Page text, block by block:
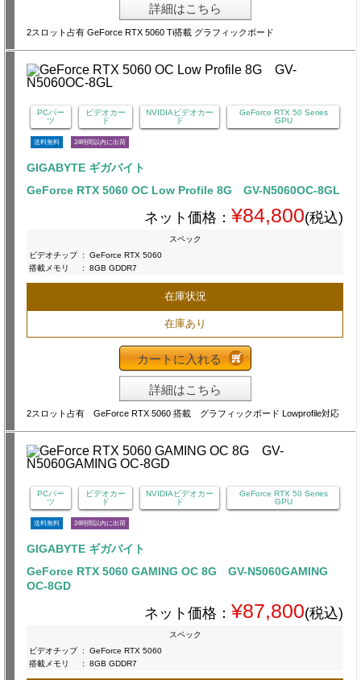
詳細はこちら
2スロット占有 GeForce RTX 5060 Ti搭載 グラフィックボード
PCパー
ツ
ビデオカー
ド
NVIDIAビデオカー
ド
GeForce RTX 50 Series
GPU
送料無料 24時間以内に出荷
GIGABYTE ギガバイト
GeForce RTX 5060 OC Low Profile 8G GV-N5060OC-8GL
ネット価格： ¥84,800(税込)
スペック
ビデオチップ :
GeForce RTX 5060
搭載メモリ
: 8GB GDDR7
在庫状況
在庫あり
カートに入れる
詳細はこちら
2スロット占有 GeForce RTX 5060 搭載 グラフィックボード Lowprofile対応
PCパー
ツ
ビデオカー
ド
NVIDIAビデオカー
ド
GeForce RTX 50 Series
GPU
送料無料 24時間以内に出荷
GIGABYTE ギガバイト
GeForce RTX 5060 GAMING OC 8G GV-N5060GAMING
OC-8GD
ネット価格： ¥87,800(税込)
スペック
ビデオチップ :
GeForce RTX 5060
搭載メモリ
: 8GB GDDR7